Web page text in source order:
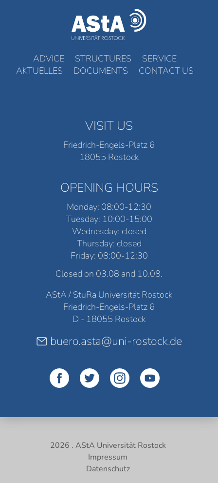
ADVICE STRUCTURES
SERVICE
AKTUELLES
DOCUMENTS CONTACT US
VISIT US
Friedrich-Engels-Platz 6
18055 Rostock
OPENING HOURS
Monday: 08:00-12:30
Tuesday: 10:00-15:00
Wednesday: closed
Thursday: closed
Friday: 08:00-12:30
Closed on 03.08 and 10.08.
AStA / StuRa Universität Rostock
Friedrich-Engels-Platz 6
D - 18055 Rostock
buero.asta@uni-rostock.de
2026 . AStA Universität Rostock
Impressum
Datenschutz